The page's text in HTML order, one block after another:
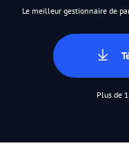
Le meilleur gestionnaire de
Plus de